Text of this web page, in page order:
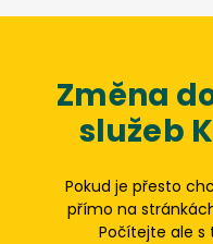
Změna
služeb
Pokud je přesto
přímo na
Počítejte ale